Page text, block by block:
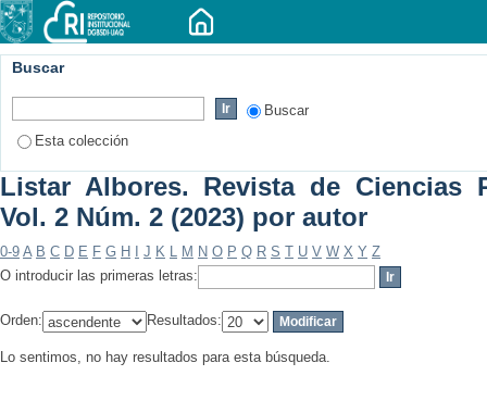
Buscar
Buscar
Esta colección
Listar Albores. Revista de Ciencias
Vol. 2 Núm. 2 (2023) por autor
0-9 A B C D E F G H J K L M N O P Q R S T U V W X Y Z
O introducir las primeras letras:
Orden: Resultados:
Lo sentimos, no hay resultados para esta búsqueda.